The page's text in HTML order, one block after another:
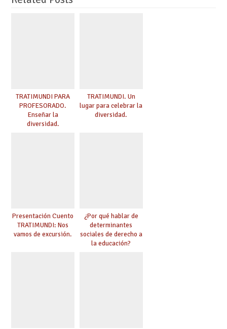
TRATIMUNDI PARA
PROFESORADO.
Enseñar la
diversidad.
TRATIMUNDI. Un
lugar para celebrar la
diversidad.
Presentación Cuento
TRATIMUNDI: Nos
vamos de excursión.
¿Por qué hablar de
determinantes
sociales de derecho a
la educación?